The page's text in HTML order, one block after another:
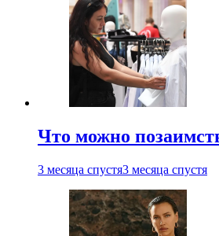
Что можно
3 месяца спустя3 месяца спустя